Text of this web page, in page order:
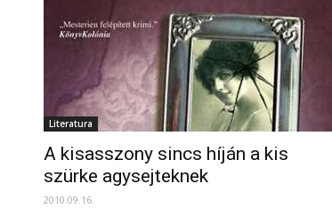
Literatura
A kisasszony sincs híján a kis
szürke agysejteknek
2010.09.16.